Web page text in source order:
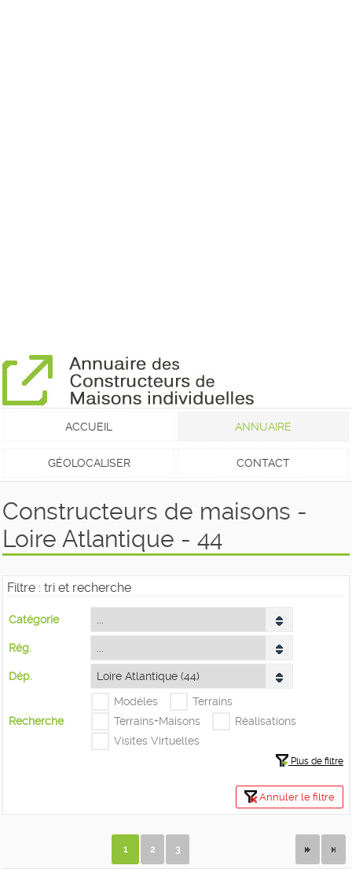
ACCUEIL ANNUAIRE
GÉOLOCALISER CONTACT
Constructeurs de maisons -
Loire Atlantique - 44
Filtre : tri et recherche
Catégorie
Rég.
Dép.
Recherche
Modéles
Terrains
Terrains+Maisons
Réalisations
Visites Virtuelles
Plus de filtre
Annuler le filtre
1 2 3